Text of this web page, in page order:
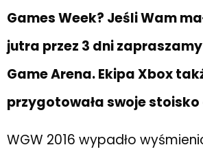
Games Week? Jeśli Wam
jutra przez 3 dni
Game Arena. Ekipa Xbox
przygotowała swoje
WGW 2016 wypadło